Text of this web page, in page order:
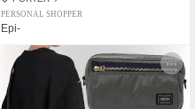
PERSONAL SHOPPER
Epi-